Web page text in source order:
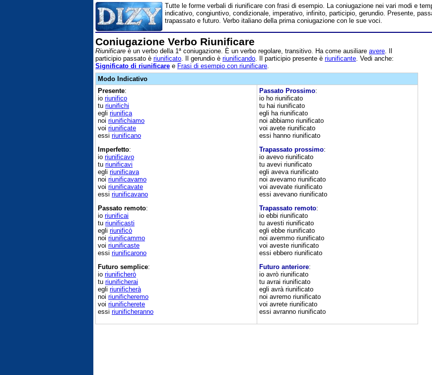
Tutte le forme verbali di riunificare con frasi di esempio. La coniugazione nei vari modi e
indicativo, congiuntivo, condizionale, imperativo, infinito, participio, gerundio. Presente,
trapassato e futuro. Verbo italiano della prima coniugazione con le sue voci.
Coniugazione Verbo Riunificare
Riunificare è un verbo della 1ª coniugazione. È un verbo regolare, transitivo. Ha come ausiliare avere . Il
participio passato è riunificato . Il gerundio è riunificando . Il participio presente è riunificante . Vedi anche:
Significato di riunificare e Frasi di esempio con riunificare
Modo Indicativo
Presente:
io riunifico
tu riunifichi
egli riunifica
noi riunifichiamo
voi riunificate
essi riunificano
Imperfetto:
io riunificavo
tu riunificavi
egli riunificava
noi riunificavamo
voi riunificavate
essi riunificavano
Passato remoto:
io riunificai
tu riunificasti
egli riunificò
noi riunificammo
voi riunificaste
essi riunificarono
Futuro semplice:
io riunificherò
tu riunificherai
egli riunificherà
noi riunificheremo
voi riunificherete
essi riunificheranno
Passato Prossimo:
io ho riunificato
tu hai riunificato
egli ha riunificato
noi abbiamo riunificato
voi avete riunificato
essi hanno riunificato
Trapassato prossimo:
io avevo riunificato
tu avevi riunificato
egli aveva riunificato
noi avevamo riunificato
voi avevate riunificato
essi avevano riunificato
Trapassato remoto:
io ebbi riunificato
tu avesti riunificato
egli ebbe riunificato
noi avemmo riunificato
voi aveste riunificato
essi ebbero riunificato
Futuro anteriore:
io avrò riunificato
tu avrai riunificato
egli avrà riunificato
noi avremo riunificato
voi avrete riunificato
essi avranno riunificato